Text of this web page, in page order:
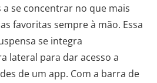
a se concentrar no que mais
favoritas sempre à mão. Essa
se integra
lateral para dar acesso a
de um app. Com a barra de